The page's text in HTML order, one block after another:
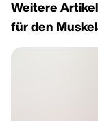
Weitere
für den